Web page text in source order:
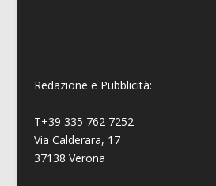
Redazione e Pubblicità:
T+39 335 762 7252
Via Calderara, 17
37138 Verona